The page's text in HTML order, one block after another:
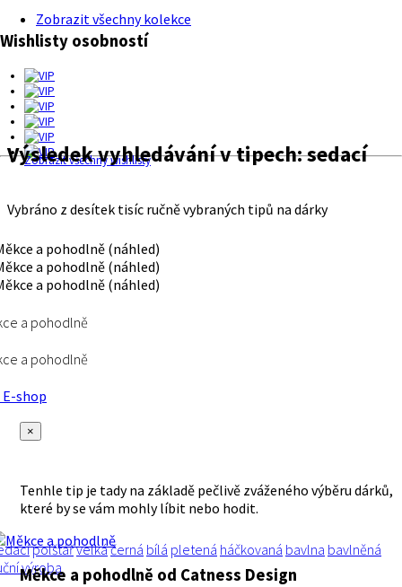
Zobrazit všechny kolekce
Wishlisty osobností
Zobrazit všechny wishlisty
Výsledek vyhledávání v tipech:sedací
Vybráno z desítek tisíc ručně vybraných tipů na dárky
a pohodlně
a pohodlně
shop
×
Tenhle tip je tady na základě pečlivě zváženého výběru dárků,
které by se vám mohly líbit nebo hodit.
polštářvelkáčerná bílá pletená háčkovaná bavlna bavlněná
výroba
Měkce a pohodlně od Catness Design